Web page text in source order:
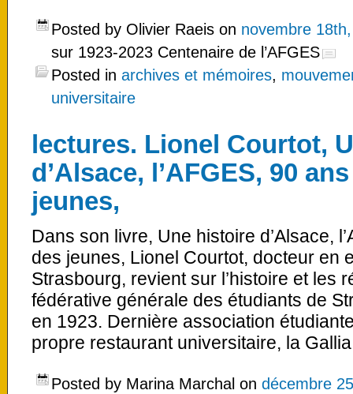
Posted by Olivier Raeis on novembre
sur 1923-2023 Centenaire de l’AFGES
Posted in archives et mémoires,
universitaire
lectures. Lionel Courtot,
d’Alsace, l’AFGES, 90
jeunes,
Dans son livre, Une histoire d’Alsace,
des jeunes, Lionel Courtot, docteur en
Strasbourg, revient sur l’histoire et les
fédérative générale des étudiants de
en 1923. Dernière association
propre restaurant universitaire, la
Posted by Marina Marchal on décembre